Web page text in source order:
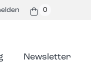
0
Newsletter